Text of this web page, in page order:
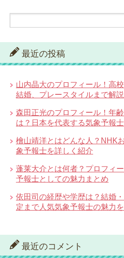
最近の投稿
山内晶大のプロフィール！高
結婚、プレースタイルまで解説
森田正光のプロフィール！年
は？日本を代表する気象予報
檜山靖洋とはどんな人？NHK
象予報士を詳しく紹介
蓬莱大介とは何者？プロフィ
予報士としての魅力まとめ
依田司の経歴や学歴は？結婚
定まで人気気象予報士の魅力を
最近のコメント